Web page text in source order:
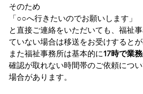
そのため
「○○へ行きたいのでお願いします」
と直接ご連絡をいただいても、福祉
ていない場合は移送をお受けするとが
また福祉事務所は基本的に17時で業
確認が取れない時間帯のご依頼につ
場合があります。